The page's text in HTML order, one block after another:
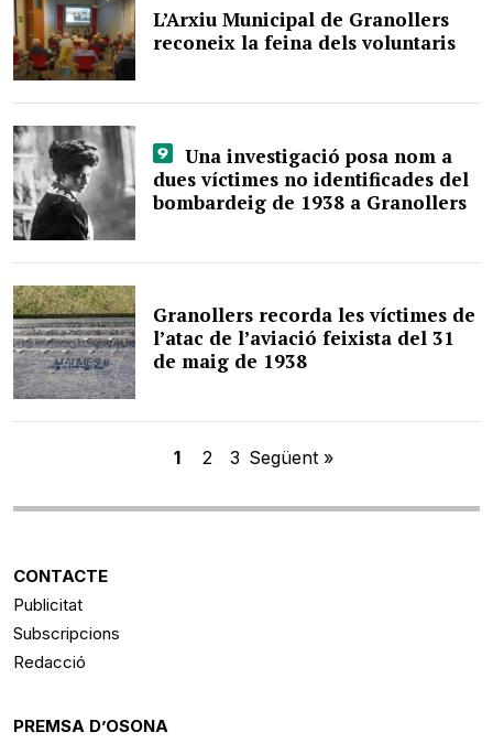
L’Arxiu Municipal de Granollers
reconeix la feina dels voluntaris
Una investigació posa nom a
dues víctimes no identificades del
bombardeig de 1938 a Granollers
Granollers recorda les víctimes de
l’atac de l’aviació feixista del 31
de maig de 1938
1 2 3 Següent »
CONTACTE
Publicitat
Subscripcions
Redacció
PREMSA D’OSONA